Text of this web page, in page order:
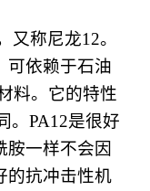
又称尼龙12。
可依赖于石油
料。它的特性
。PA12是很好
胺一样不会因
的抗冲击性机